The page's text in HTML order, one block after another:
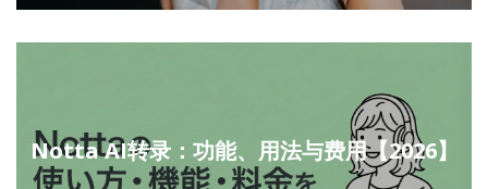
Notta AI转录：功能、用法与费用【2026】